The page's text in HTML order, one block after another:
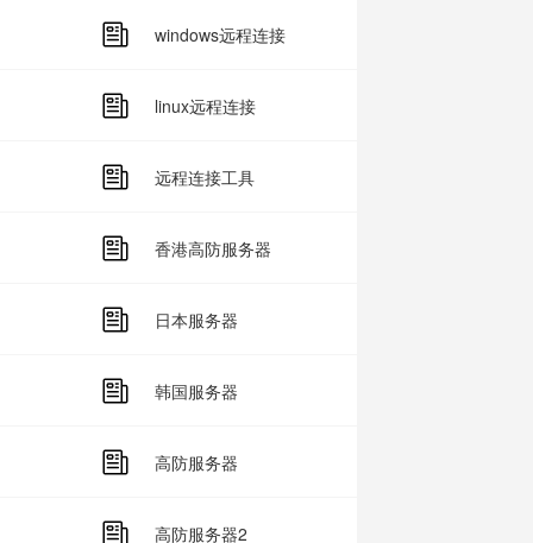
windows远程连接
linux远程连接
远程连接工具
香港高防服务器
日本服务器
韩国服务器
高防服务器
高防服务器2